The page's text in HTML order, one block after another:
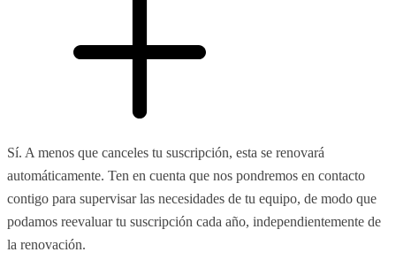
Sí. A menos que canceles tu suscripción, esta se renovará
automáticamente. Ten en cuenta que nos pondremos en contacto
contigo para supervisar las necesidades de tu equipo, de modo que
podamos reevaluar tu suscripción cada año, independientemente de
la renovación.